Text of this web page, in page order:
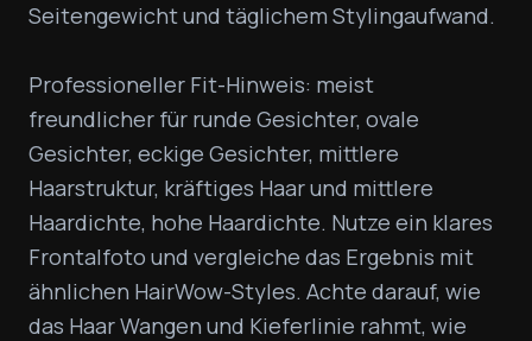
Seitengewicht und täglichem Stylingaufwand.
Professioneller Fit-Hinweis: meist
freundlicher für runde Gesichter, ovale
Gesichter, eckige Gesichter, mittlere
Haarstruktur, kräftiges Haar und mittlere
Haardichte, hohe Haardichte. Nutze ein klares
Frontalfoto und vergleiche das Ergebnis mit
ähnlichen HairWow-Styles. Achte darauf, wie
das Haar Wangen und Kieferlinie rahmt, wie